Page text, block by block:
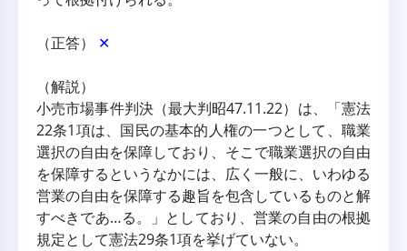
（正答） ✕
（解説）
小売市場事件判決（最大判昭47.11.22）は、「憲法
22条1項は、国民の基本的人権の一つとして、職業
選択の自由を保障しており、そこで職業選択の自由
を保障するというなかには、広く一般に、いわゆる
営業の自由を保障する趣旨を包含しているものと解
すべきであ…る。」としており、営業の自由の根拠
規定として憲法29条1項を挙げていない。